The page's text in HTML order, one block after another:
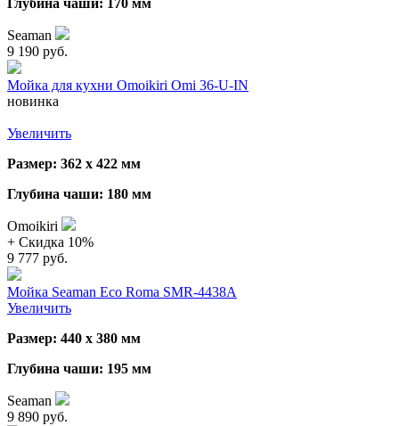
Глубина чаши: 170 мм
Seaman
9 190 руб.
Мойка для кухни Omoikiri Omi 36-U-IN
новинка
Увеличить
Размер: 362 х 422 мм
Глубина чаши: 180 мм
Omoikiri
+ Cкидка 10%
9 777 руб.
Мойка Seaman Eco Roma SMR-4438A
Увеличить
Размер: 440 х 380 мм
Глубина чаши: 195 мм
Seaman
9 890 руб.